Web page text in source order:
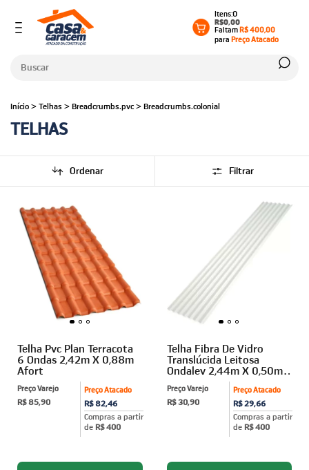
0
R$0,00
FaltamR$ 400,00
paraPreço Atacado
Início > Telhas > Breadcrumbs.pvc > Breadcrumbs.colonial
TELHAS
Ordenar Filtrar
Telha Pvc Plan Terracota
6 Ondas 2,42m X 0,88m
Afort
Preço Atacado
R$ 82,46
Compras a partir
de R$ 400
Preço Varejo
R$ 85,90
Telha Fibra De Vidro
Translúcida Leitosa
Ondalev 2,44m X 0,50m
Afort
Preço Atacado
R$ 29,66
Compras a partir
de R$ 400
Preço Varejo
R$ 30,90